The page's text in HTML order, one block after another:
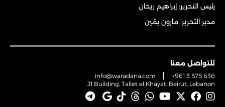
رئيس التحرير: إبراهيم ريحان
مدير التحرير: مارون يمّين
للتواصل معنا
info@waradana.com
+961 3 575 636
J1 Building, Tallet el Khayat, Beirut, Lebanon